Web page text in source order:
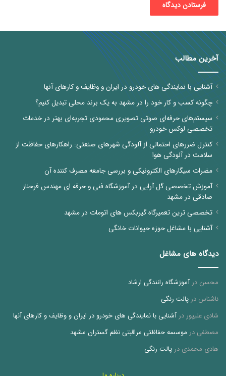
آخرین مطالب
آشنایی با نمایندگی های خودرو در ایران و وظایف و کارهای آنها
چگونه کسب و کار خود را در مشهد به یک برند محلی تبدیل کنیم؟
سیستم‌های حرفه‌ای صوتی تصویری محمودی تجربه‌ای بهتر در خدمات
تخصصی لوکس خودرو
کنترل ضررهای احتمالی از آلودگی شهرهای صنعتی: راهکارهای حفاظت از
سلامت در آلودگی هوا
مضرات سیگارهای الکترونیکی و بررسی جامعه مصرف کننده آن
آموزش تخصصی گل آرایی در آموزشگاه فنی و حرفه ای مهندس فرحناز
صادقی در مشهد
تخصصی ترین تعمیرگاه گیربکس های اتومات در مشهد
آشنایی با مشاغل حوزه حیوانات خانگی
دیدگاه های مشاغل
محسن درآموزشگاه رانندگی ارشاد
ناشناس در پالت رنگی
شادی علیپور درآشنایی با نمایندگی های خودرو در ایران و وظایف و کارهای آنها
مصطفی در موسسه حفاظتی مراقبتی نظم گستران مشهد
هادی محمدی در پالت رنگی